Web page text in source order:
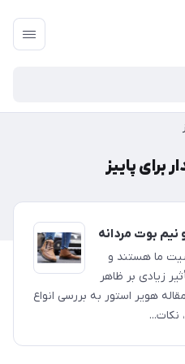
پاییز
بوت مردانه
ما هستند و
زیادی بر ظاهر
هویر استور به بررسی انواع
نکات...